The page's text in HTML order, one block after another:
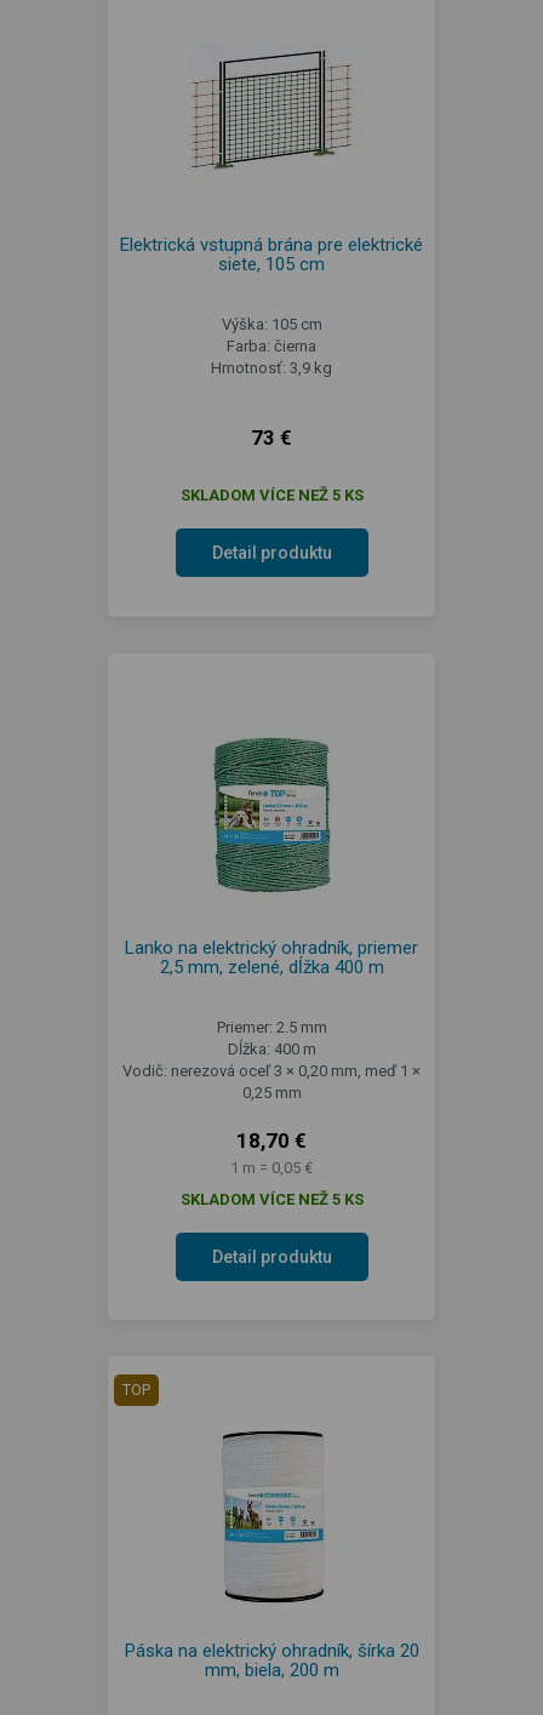
Elektrická vstupná brána pre elektrické
siete, 105 cm
Výška: 105 cm
Farba: čierna
Hmotnosť: 3,9 kg
73 €
SKLADOM VÍCE NEŽ 5 KS
Detail produktu
Lanko na elektrický ohradník, priemer
2,5 mm, zelené, dĺžka 400 m
Priemer: 2.5 mm
Dĺžka: 400 m
Vodič: nerezová oceľ 3 × 0,20 mm, meď 1 ×
0,25 mm
18,70 €
1 m = 0,05 €
SKLADOM VÍCE NEŽ 5 KS
Detail produktu
TOP
Páska na elektrický ohradník, šírka 20
mm, biela, 200 m